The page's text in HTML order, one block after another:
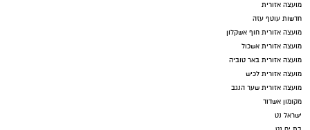
מועצה אזורית
חדשות עוטף עזה
מועצה אזורית חוף אשקלון
מועצה אזורית אשכול
מועצה אזורית באר טוביה
מועצה אזורית לכיש
מועצה אזורית שער הנגב
מקומון אשדוד
ישראל נט